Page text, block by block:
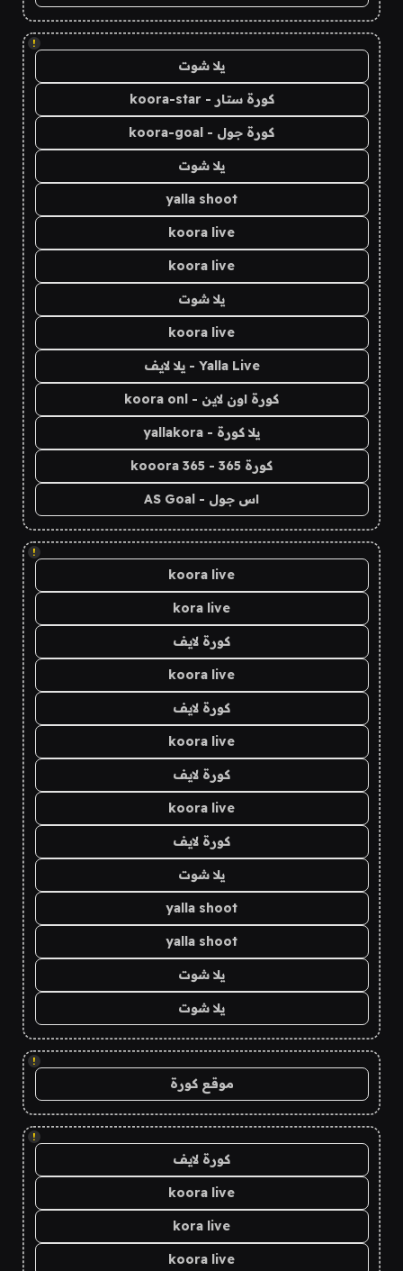
!
يلا شوت
كورة ستار - koora-star
كورة جول - koora-goal
يلا شوت
yalla shoot
koora live
koora live
يلا شوت
koora live
Yalla Live - يلا لايف
كورة اون لاين - koora onl
يلا كورة - yallakora
كورة 365 - kooora 365
اس جول - AS Goal
!
koora live
kora live
كورة لايف
koora live
كورة لايف
koora live
كورة لايف
koora live
كورة لايف
يلا شوت
yalla shoot
yalla shoot
يلا شوت
يلا شوت
!
موقع كورة
!
كورة لايف
koora live
kora live
koora live